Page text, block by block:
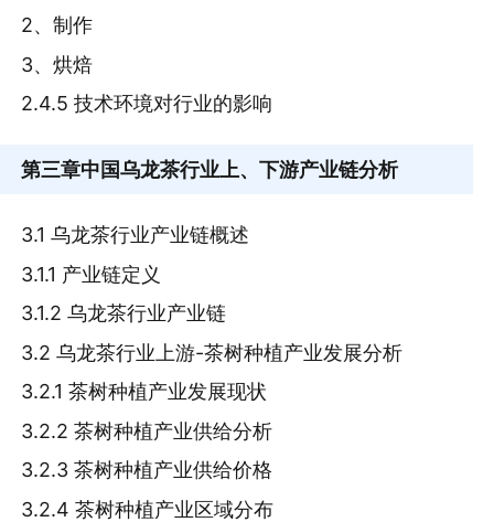
2、制作
3、烘焙
2.4.5 技术环境对行业的影响
第三章中国乌龙茶行业上、下游产业链分析
3.1 乌龙茶行业产业链概述
3.1.1 产业链定义
3.1.2 乌龙茶行业产业链
3.2 乌龙茶行业上游-茶树种植产业发展分析
3.2.1 茶树种植产业发展现状
3.2.2 茶树种植产业供给分析
3.2.3 茶树种植产业供给价格
3.2.4 茶树种植产业区域分布